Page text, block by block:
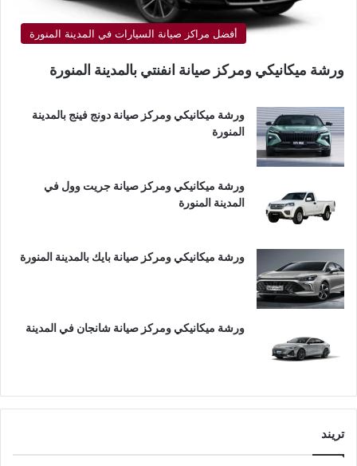
أفضل مراكز صيانة السيارات في المدينة المنورة
ورشة ميكانيكي ومركز صيانة انفنتي بالمدينة المنورة
ورشة ميكانيكي ومركز صيانة دونج فينج بالمدينة
المنورة
ورشة ميكانيكي ومركز صيانة جريت وول في
المدينة المنورة
ورشة ميكانيكي ومركز صيانة بايك بالمدينة المنورة
ورشة ميكانيكي ومركز صيانة شانجان في المدينة
تريند